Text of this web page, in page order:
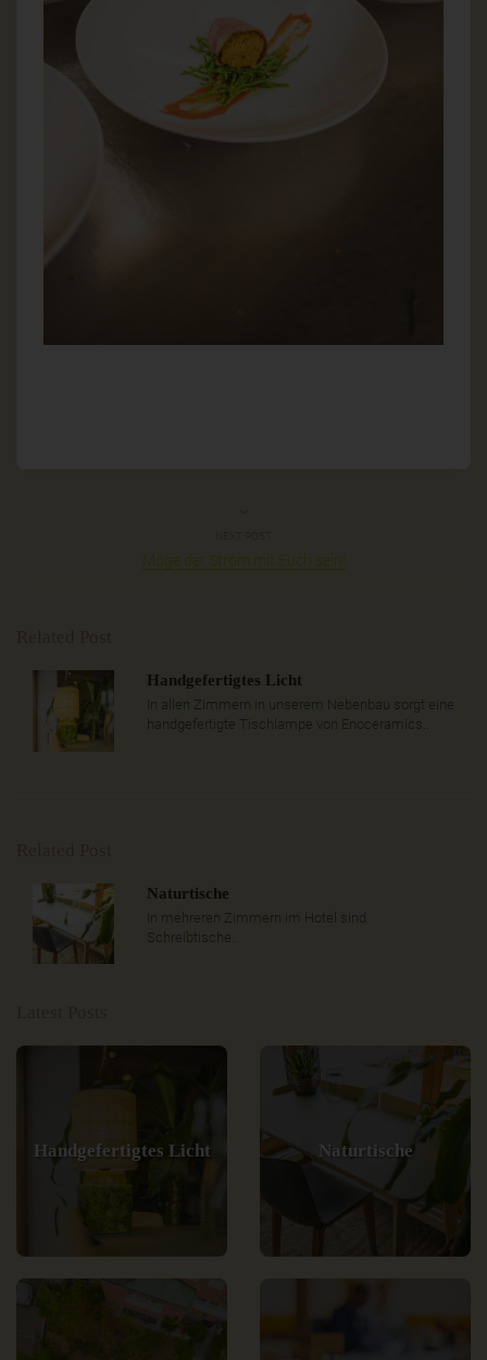
Möge der Strom mit Euch sein!
Handgefertigtes Licht
In allen Zimmern in unserem Nebenbau sorgt eine
handgefertigte Tischlampe von Enoceramics..
Naturtische
In mehreren Zimmern im Hotel sind
Schreibtische..
Handgefertigtes Licht Naturtische